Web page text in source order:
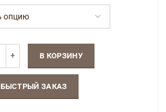
В КОРЗИНУ
БЫСТРЫЙ ЗАКАЗ